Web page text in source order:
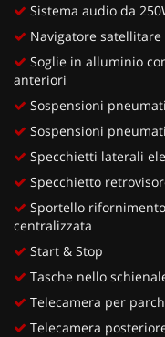
Sistema audio da
Navigatore satellitare
Soglie in alluminio
anteriori
Sospensioni
Sospensioni
Specchietti laterali
Specchietto
Sportello
centralizzata
Start & Stop
Tasche nello
Telecamera per
Telecamera